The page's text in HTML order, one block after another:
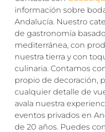
información sobre
Andalucía. Nuestro
de gastronomía
mediterránea, con
nuestra tierra y con
culinaria. Contamos
propio de decoración,
cualquier detalle de
avala nuestra
eventos privados en
de 20 años. Puedes